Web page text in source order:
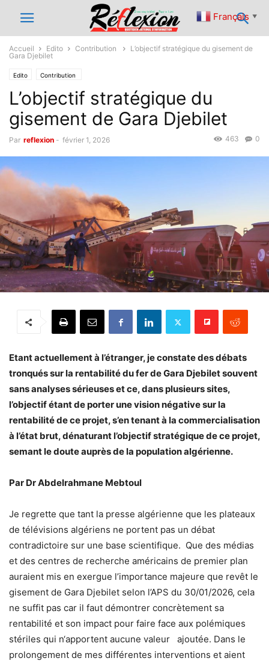
Accueil Edito Contribution
L’objectif stratégique du gisement de
Gara Djebilet
Edito Contribution
L’objectif stratégique du
gisement de Gara Djebilet
Par reflexion - février 1, 2026 0
463
Etant actuellement à l’étranger, je constate des débats
tronqués sur la rentabilité du fer de Gara Djebilet souvent
sans analyses sérieuses et ce, dans plusieurs sites,
l’objectif étant de porter une vision négative sur la
rentabilité de ce projet, s’en tenant à la commercialisation
à l’état brut, dénaturant l’objectif stratégique de ce projet,
semant le doute auprès de la population algérienne.
Par Dr Abdelrahmane Mebtoul
Je regrette que tant la presse algérienne que les plateaux
de télévisions algériens ne portent pas un débat
contradictoire sur une base scientifique. Que des médias
et des centres de recherche américains de premier plan
auraient mis en exergue l’importance majeure que revêt le
gisement de Gara Djebilet selon l’APS du 30/01/2026, cela
ne suffit pas car il faut démontrer concrètement sa
rentabilité et son impact pour faire face aux polémiques
stériles qui n‘apportent aucune valeur ajoutée. Dans le
prolongement de mes différentes interventions et aient
Français ▼